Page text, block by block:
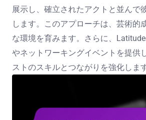
展示し、確立されたアクトと並んで
します。このアプローチは、芸術的
な環境を育みます。さらに、
やネットワーキングイベントを提供
ストのスキルとつながりを強化します